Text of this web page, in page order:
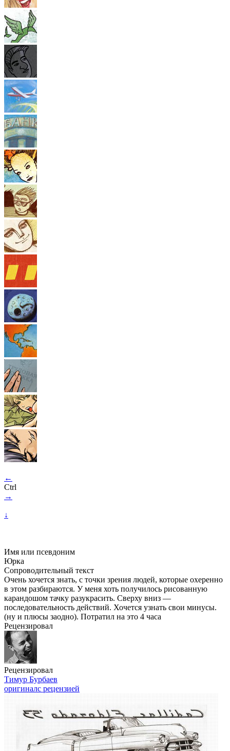
←
Ctrl
→
↓
Имя или псевдоним
Юрка
Сопроводительный текст
Очень хочется знать, с точки зрения людей, которые охеренно
в этом разбираются. У меня хоть получилось рисованную
карандошом тачку разукрасить. Сверху вниз —
последовательность действий. Хочется узнать свои минусы.
(ну и плюсы заодно). Потратил на это 4 часа
Рецензировал
Рецензировал
Тимур Бурбаев
оригиналс рецензией